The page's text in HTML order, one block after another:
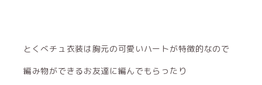
とくべチュ衣装は胸元の可愛いハートが特徴的なので
編み物ができるお友達に編んでもらったり